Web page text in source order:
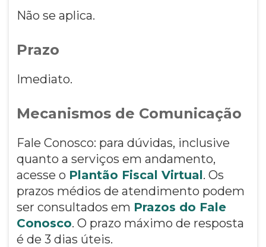
Não se aplica.
Prazo
Imediato.
Mecanismos de Comunicação
Fale Conosco: para dúvidas, inclusive
quanto a serviços em andamento,
acesse o Plantão Fiscal Virtual. Os
prazos médios de atendimento podem
ser consultados em Prazos do Fale
Conosco. O prazo máximo de resposta
é de 3 dias úteis.